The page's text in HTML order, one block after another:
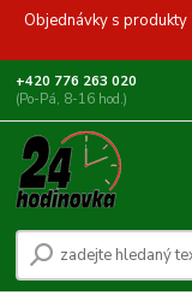
Objednávky s produkty
+420 776 263 020
(Po-Pá, 8-16 hod.)